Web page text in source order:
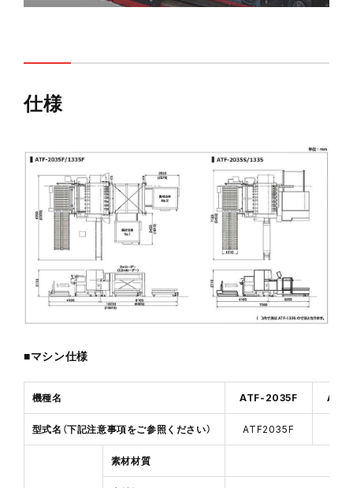
仕様
■マシン仕様
機種名 ATF-2035F
型式名（下記注意事項をご参照ください） ATF2035F
素材材質